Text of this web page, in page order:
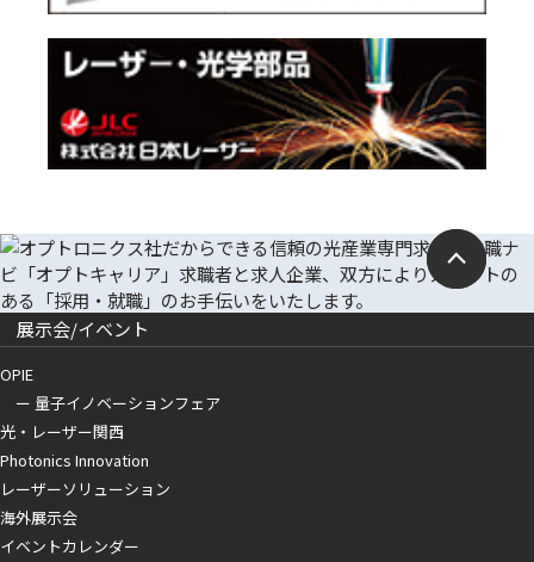
展示会/イベント
OPIE
ー 量子イノベーションフェア
光・レーザー関西
Photonics Innovation
レーザーソリューション
海外展示会
イベントカレンダー